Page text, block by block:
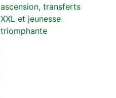
ascension, transferts
XXL et jeunesse
triomphante